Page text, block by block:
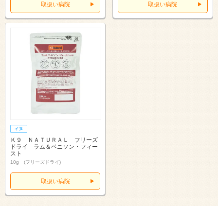
取扱い病院 取扱い病院
Ｋ９ ＮＡＴＵＲＡＬ フリーズ
ドライ ラム＆ベニソン・フィー
スト
10g (フリーズドライ)
取扱い病院